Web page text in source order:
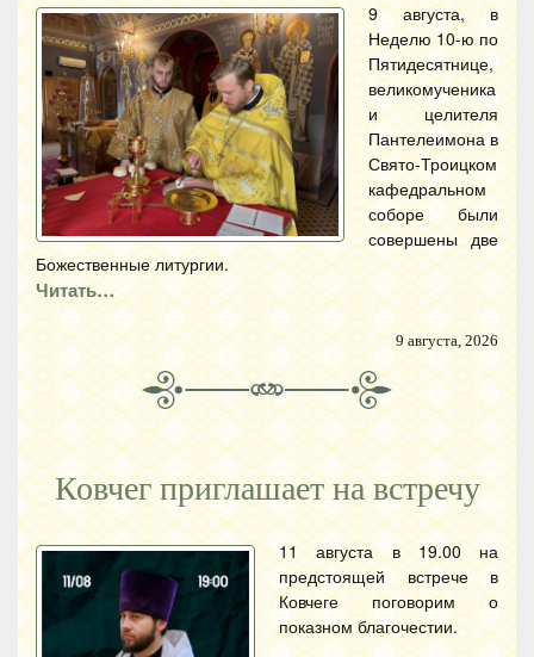
9 августа, в
Неделю 10-ю по
Пятидесятнице,
великомученика
и целителя
Пантелеимона в
Свято-Троицком
кафедральном
соборе были
совершены две
Божественные литургии.
Читать…
9 августа, 2026
Ковчег приглашает на встречу
11 августа в 19.00 на
предстоящей встрече в
Ковчеге поговорим о
показном благочестии.